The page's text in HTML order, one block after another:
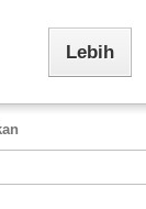
Lebih